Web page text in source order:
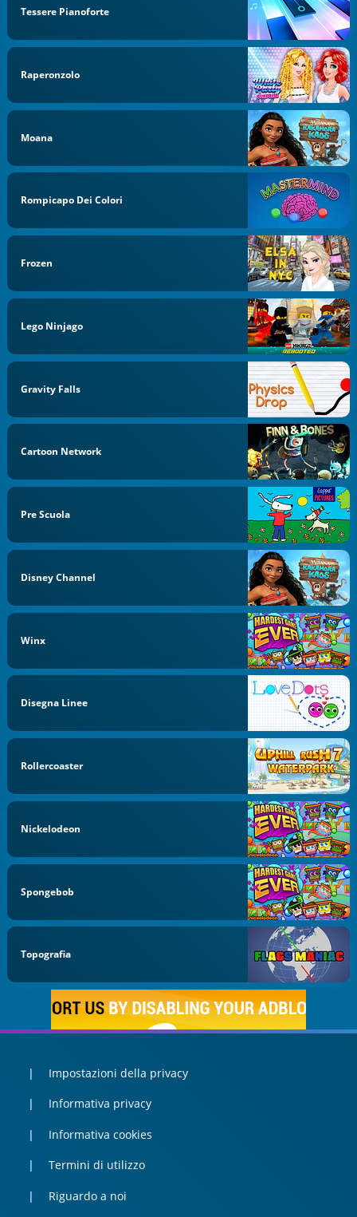
Tessere Pianoforte
Raperonzolo
Moana
Rompicapo Dei Colori
Frozen
Lego Ninjago
Gravity Falls
Cartoon Network
Pre Scuola
Disney Channel
Winx
Disegna Linee
Rollercoaster
Nickelodeon
Spongebob
Topografia
Impostazioni della privacy
Informativa privacy
Informativa cookies
Termini di utilizzo
Riguardo a noi